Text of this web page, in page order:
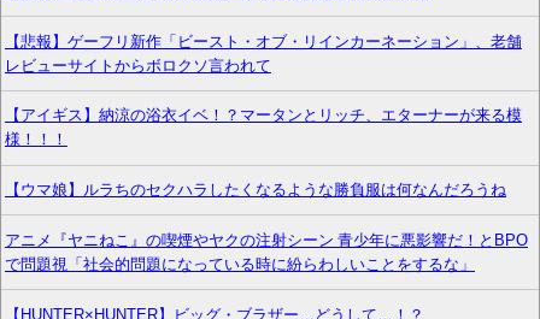
【悲報】ゲーフリ新作「ビースト・オブ・リインカーネーション」、老舗
レビューサイトからボロクソ言われて
【アイギス】納涼の浴衣イベ！？マータンとリッチ、エターナーが来る模
様！！！
【ウマ娘】ルラちのセクハラしたくなるような勝負服は何なんだろうね
アニメ『ヤニねこ』の喫煙やヤクの注射シーン 青少年に悪影響だ！とBPO
で問題視「社会的問題になっている時に紛らわしいことをするな」
【HUNTER×HUNTER】ビッグ・ブラザー…どうして…！？